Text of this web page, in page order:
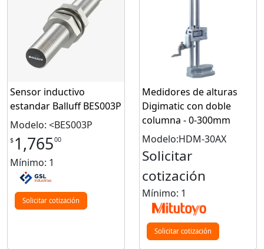
Sensor inductivo
estandar Balluff BES003P
Modelo: <BES003P
$ 1,76500
Mínimo: 1
Solicitar cotización
Medidores de alturas
Digimatic con doble
columna - 0-300mm
Modelo:HDM-30AX
Solicitar
cotización
Mínimo: 1
Solicitar cotización